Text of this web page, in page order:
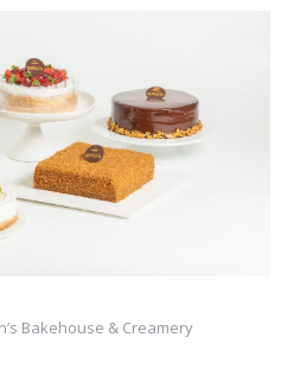
Bakehouse & Creamery